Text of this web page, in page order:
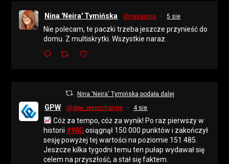
Nina 'Neira' Tymińska @neiranina · 5 sie
Nie polecam, te paczki trzeba jeszcze przynieść do
domu. Z multiskrytki. Wszystkie naraz.
Nina 'Neira' Tymińska podała dalej
GPW @gpw_wsexchange · 4 sie
Cóż za tempo, cóż za wynik! Po raz pierwszy w
historii #WIG osiągnął 150 000 punktów i zakończył
sesję powyżej tej wartości na poziomie 151 485.
Jeszcze kilka tygodni temu ten pułap wydawał się
celem na przyszłość, a stał się faktem.